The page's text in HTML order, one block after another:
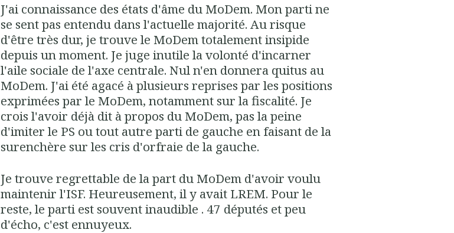
J'ai connaissance des états d'âme du MoDem. Mon parti ne
se sent pas entendu dans l'actuelle majorité. Au risque
d'être très dur, je trouve le MoDem totalement insipide
depuis un moment. Je juge inutile la volonté d'incarner
l'aile sociale de l'axe centrale. Nul n'en donnera quitus au
MoDem. J'ai été agacé à plusieurs reprises par les positions
exprimées par le MoDem, notamment sur la fiscalité. Je
crois l'avoir déjà dit à propos du MoDem, pas la peine
d'imiter le PS ou tout autre parti de gauche en faisant de la
surenchère sur les cris d'orfraie de la gauche.
Je trouve regrettable de la part du MoDem d'avoir voulu
maintenir l'ISF. Heureusement, il y avait LREM. Pour le
reste, le parti est souvent inaudible . 47 députés et peu
d'écho, c'est ennuyeux.